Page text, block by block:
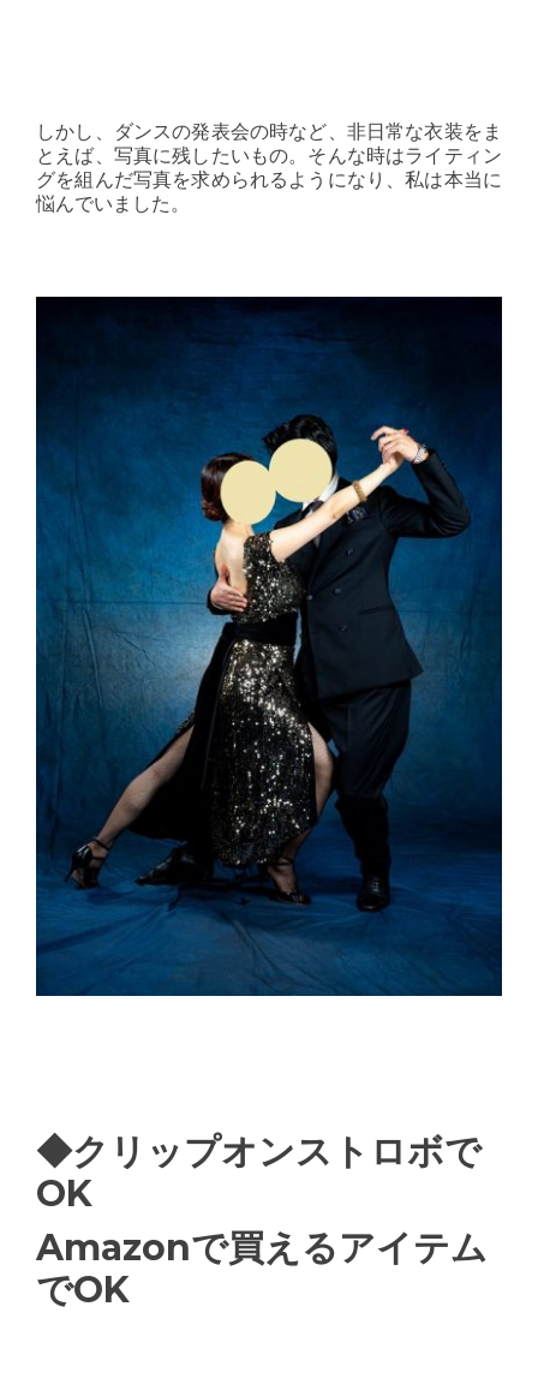
しかし、ダンスの発表会の時など、非日常な衣装をま
とえば、写真に残したいもの。そんな時はライティン
グを組んだ写真を求められるようになり、私は本当に
悩んでいました。
◆クリップオンストロボで
OK
Amazonで買えるアイテム
でOK